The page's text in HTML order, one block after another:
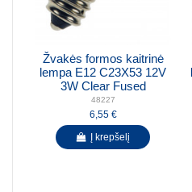
Žvakės formos kaitrinė
lempa E12 C23X53 12V
3W Clear Fused
48227
6,55 €
Į krepšelį